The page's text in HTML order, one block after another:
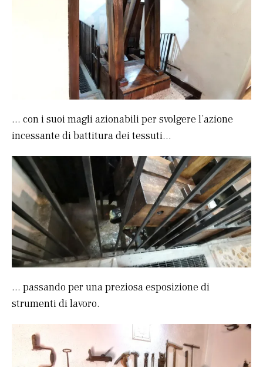
… con i suoi magli azionabili per svolgere l’azione
incessante di battitura dei tessuti…
… passando per una preziosa esposizione di
strumenti di lavoro.